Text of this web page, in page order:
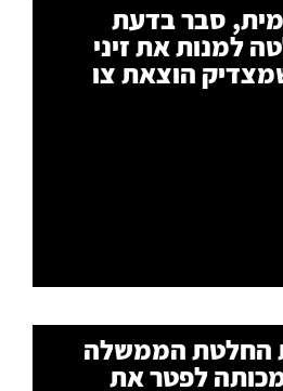
סבר בדעת
למנות את זיני
הוצאת צו
החלטת הממשלה
לפטר את